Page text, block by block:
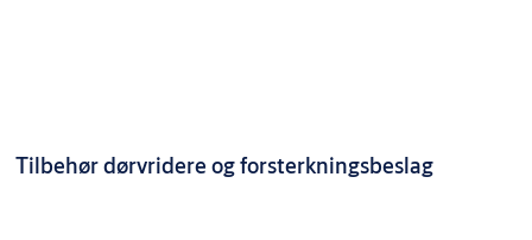
Tilbehør dørvridere og forsterkningsbeslag